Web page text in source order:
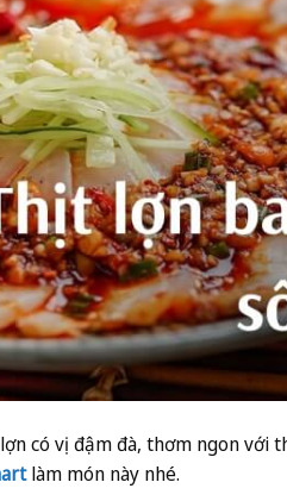
có vị đậm đà, thơm ngon với
làm món này nhé.